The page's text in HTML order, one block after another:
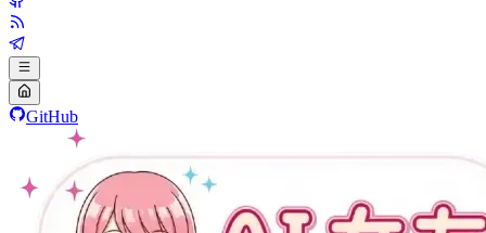
GitHub